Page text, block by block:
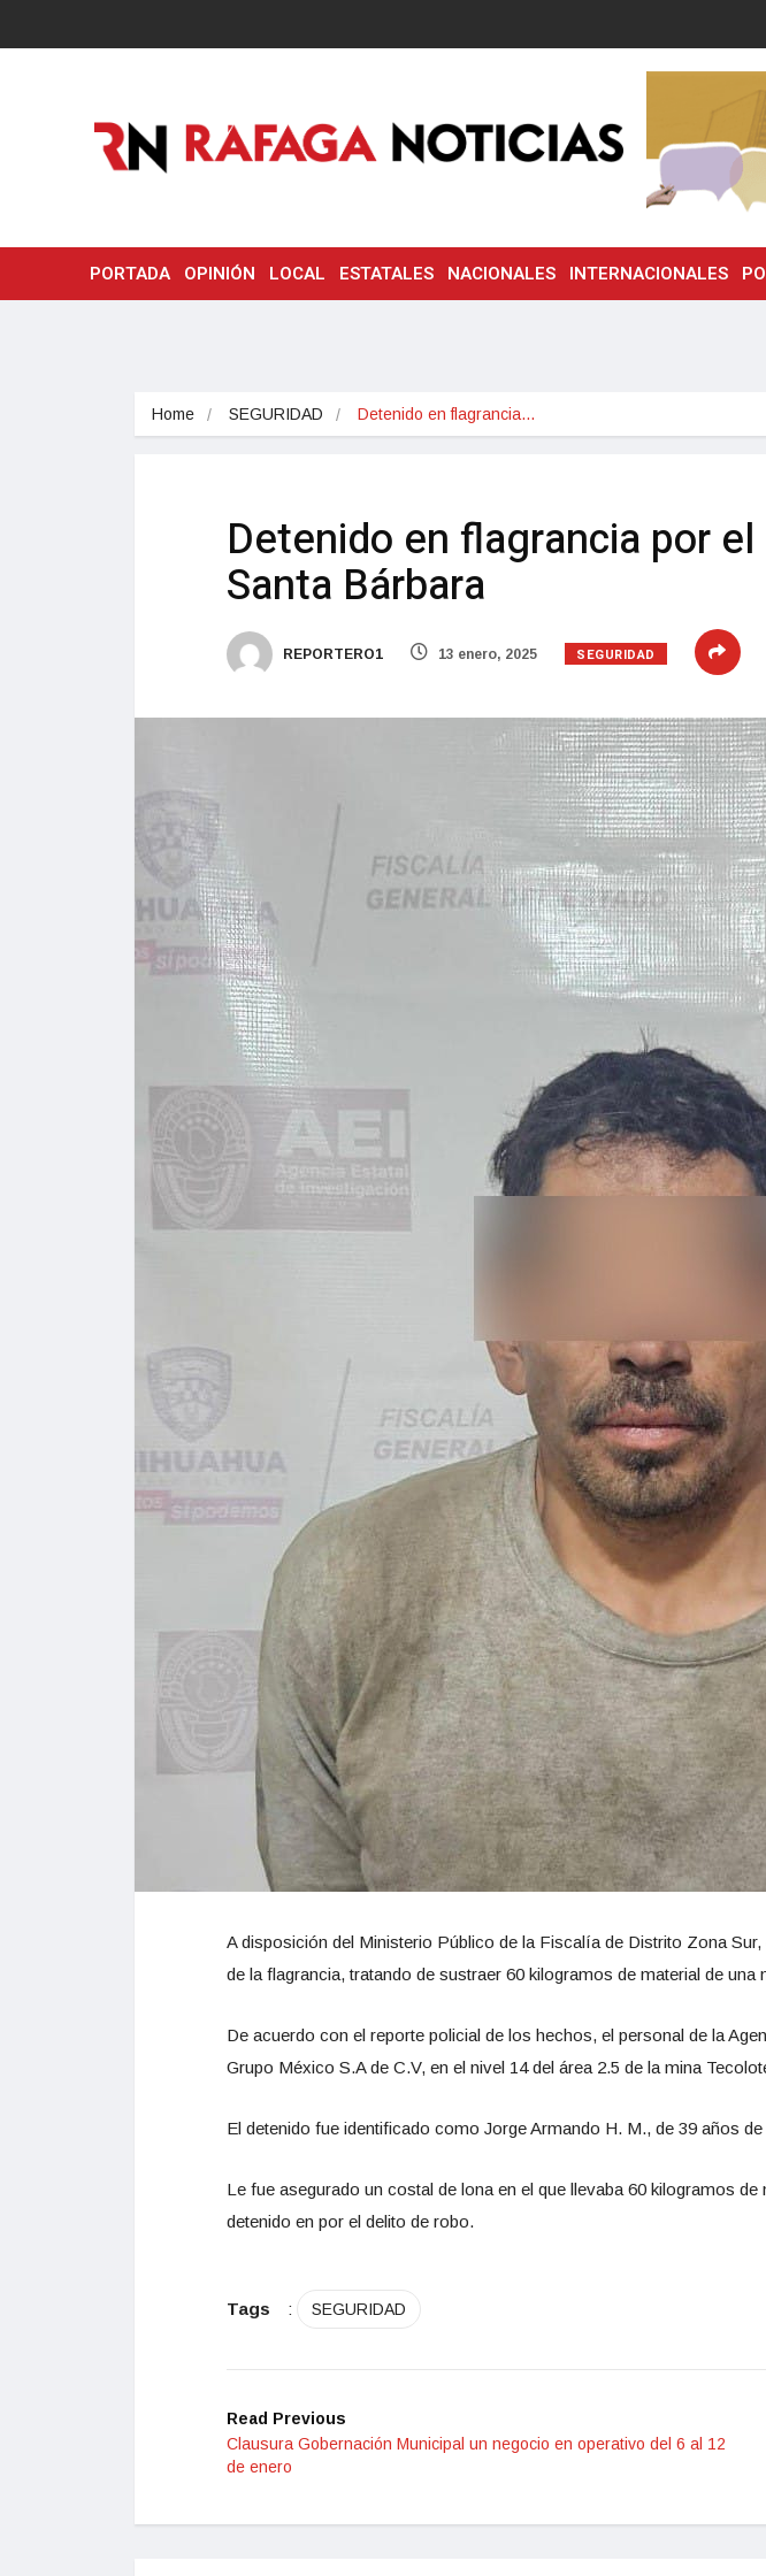
PORTADA OPINIÓN LOCAL ESTATALES NACIONALES INTERNACIONALES
Home SEGURIDAD Detenido en flagrancia…
Detenido en flagrancia por
Santa Bárbara
REPORTERO1 13 enero, 2025 SEGURIDAD
A disposición del Ministerio Público de la Fiscalía de Distrito Zona
de la flagrancia, tratando de sustraer 60 kilogramos de material de una
De acuerdo con el reporte policial de los hechos, el personal de la
Grupo México S.A de C.V, en el nivel 14 del área 2.5 de la mina
El detenido fue identificado como Jorge Armando H. M., de 39 años
Le fue asegurado un costal de lona en el que llevaba 60 kilogramos
detenido en por el delito de robo.
Tags : SEGURIDAD
Read Previous
Clausura Gobernación Municipal un negocio en operativo del 6 al 12
de enero